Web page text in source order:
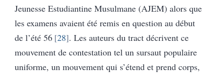
Jeunesse Estudiantine Musulmane (AJEM) alors que
les examens avaient été remis en question au début
de l’été 56 28 . Les auteurs du tract décrivent ce
mouvement de contestation tel un sursaut populaire
uniforme, un mouvement qui s’étend et prend corps,